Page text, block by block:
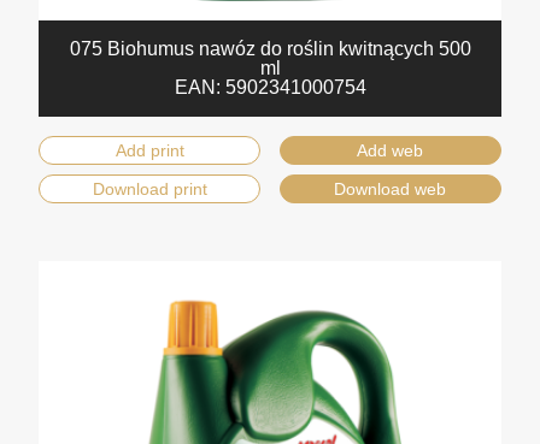
075 Biohumus nawóz do roślin kwitnących 500
ml
EAN: 5902341000754
Add print
Add web
Download print
Download web